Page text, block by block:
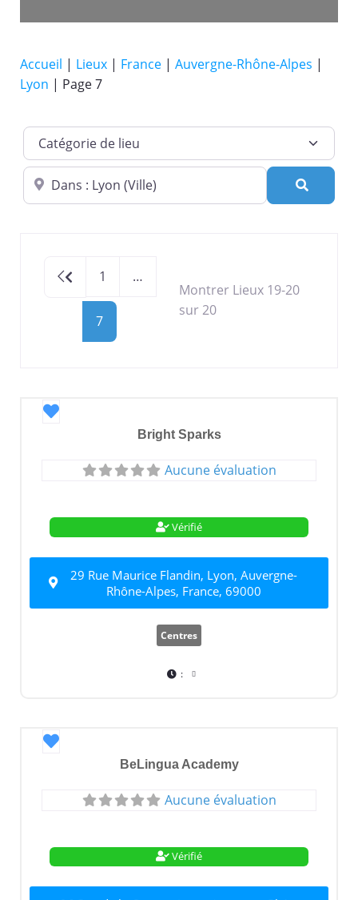
Accueil | Lieux | France | Auvergne-Rhône-Alpes |
Lyon | Page 7
Catégorie de lieu
Dans quelle ville ?
Newer posts
1 …
7
Montrer Lieux 19-20
sur 20
Favori
Bright Sparks
Aucune évaluation
Vérifié
29 Rue Maurice Flandin, Lyon, Auvergne-
Rhône-Alpes, France, 69000
Centres
:
Favori
BeLingua Academy
Aucune évaluation
Vérifié